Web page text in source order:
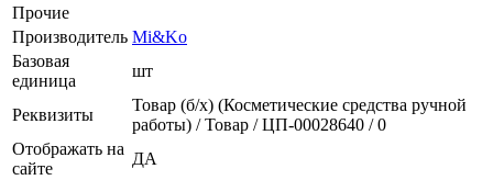
Прочие
Производитель Mi&Ko
Базовая
единица
шт
Реквизиты
Товар (б/х) (Косметические средства ручной
работы) / Товар / ЦП-00028640 / 0
Отображать на
сайте
ДА